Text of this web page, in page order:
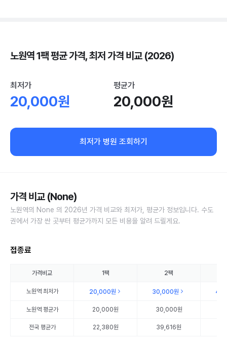
노원역 1팩 평균 가격, 최저 가격 비교 (2026)
최저가
20,000원
평균가
20,000원
최저가 병원 조회하기
가격 비교 (None)
노원역의 None 의 2026년 가격 비교와 최저가, 평균가 정보입니다. 수도
권에서 가장 싼 곳부터 평균가까지 모든 비용을 알려 드릴게요.
접종료
가격비교 1팩 2팩
노원역최저가 20,000원 30,000원
노원역평균가 20,000원 30,000원
전국 평균가 22,380원 39,616원